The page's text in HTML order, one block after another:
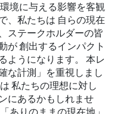
境に与える影響を客観
、私たちは 自らの現在
ステークホルダーの皆
が 創出するインパクト
ようになります。 本レ
な計測」を重視しまし
私たちの理想に対し
にあるかもしれませ
ありのままの現在地」